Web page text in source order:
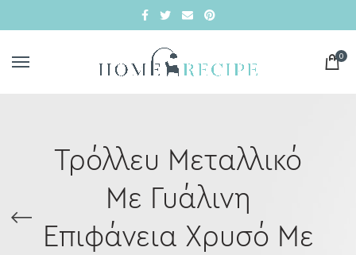
0
Τρόλλευ Μεταλλικό
Με Γυάλινη
Επιφάνεια Χρυσό Με